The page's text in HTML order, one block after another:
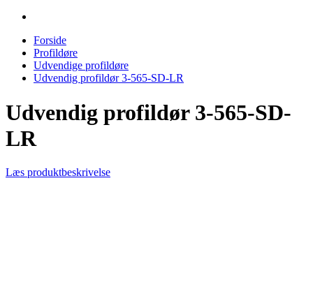
Forside
Profildøre
Udvendige profildøre
Udvendig profildør 3-565-SD-LR
Udvendig profildør 3-565-SD-
LR
Læs produktbeskrivelse